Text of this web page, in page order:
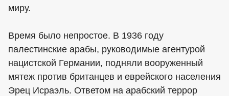
миру.
Время было непростое. В 1936 году
палестинские арабы, руководимые агентурой
нацистской Германии, подняли вооруженный
мятеж против британцев и еврейского населения
Эрец Исраэль. Ответом на арабский террор